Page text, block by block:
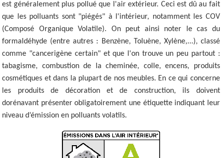
est généralement plus pollué que l'air extérieur. Ceci est dû au fait
que les polluants sont "piégés" à l'intérieur, notamment les COV
(Composé Organique Volatile). On peut ainsi noter le cas du
formaldéhyde (entre autres : Benzène, Toluène, Xylène,...), classé
comme "cancerigène certain" et que l'on trouve un peu partout :
tabagisme, combustion de la cheminée, colle, encens, produits
cosmétiques et dans la plupart de nos meubles. En ce qui concerne
les produits de décoration et de construction, ils doivent
dorénavant présenter obligatoirement une étiquette indiquant leur
niveau d’émission en polluants volatils.